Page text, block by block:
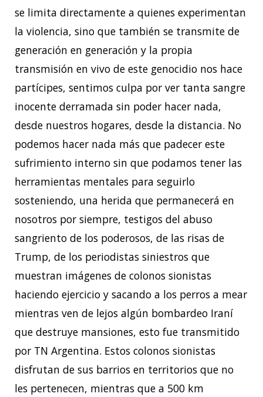
se limita directamente a quienes experimentan
la violencia, sino que también se transmite de
generación en generación y la propia
transmisión en vivo de este genocidio nos hace
partícipes, sentimos culpa por ver tanta sangre
inocente derramada sin poder hacer nada,
desde nuestros hogares, desde la distancia. No
podemos hacer nada más que padecer este
sufrimiento interno sin que podamos tener las
herramientas mentales para seguirlo
sosteniendo, una herida que permanecerá en
nosotros por siempre, testigos del abuso
sangriento de los poderosos, de las risas de
Trump, de los periodistas siniestros que
muestran imágenes de colonos sionistas
haciendo ejercicio y sacando a los perros a mear
mientras ven de lejos algún bombardeo Iraní
que destruye mansiones, esto fue transmitido
por TN Argentina. Estos colonos sionistas
disfrutan de sus barrios en territorios que no
les pertenecen, mientras que a 500 km